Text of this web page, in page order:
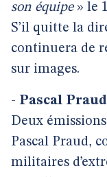
son équipe» le
S’il quitte la
continuera de
sur images.
- Pascal
Deux
Pascal Praud,
militaires